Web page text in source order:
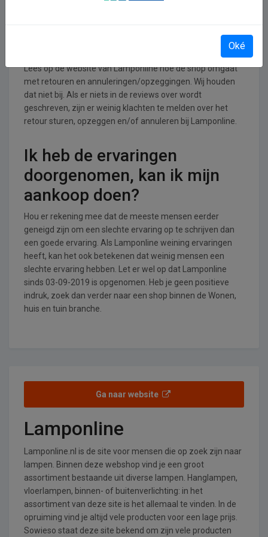
Lees op de website van Lamponline hoe de shop omgaat
met retouren en annuleringen/opzeggingen. Wij houden
dat niet bij. Als er niets in de reviews over wordt
geschreven, zijn er weinig klachten te melden over het
retour sturen, opzeggen en/of annuleren bij Lamponline.
Ik heb de ervaringen
doorgenomen, kan ik mijn
aankoop doen?
Hou er rekening mee dat de meeste mensen eerder
geneigd zijn om een slechte ervaring op te schrijven dan
een goede ervaring. Als Lamponline weining ervaringen
heeft, kan het ook betekenen dat weinig mensen een
slechte ervaring hebben. Let er wel op dat Lamponline
sinds 03-09-2019 is opgenomen. Heb je geen positieve
indruk, zoek dan verder naar een shop binnen de Wonen,
huis en tuin branche.
Ga naar website
Lamponline
Lamponline.nl is de site voor mensen die op zoek zijn naar
lampen. Binnen deze webshop vind je een groot
assortiment bestaande uit diverse lampen. Hanglampen,
vloerlampen, binnen- of buitenverlichting: in het
assortiment van deze site is het allemaal te vinden. In de
opruiming vind je altijd vele producten voor een lage prijs.
Sowieso staat deze site bekend om zijn vele producten
Oké